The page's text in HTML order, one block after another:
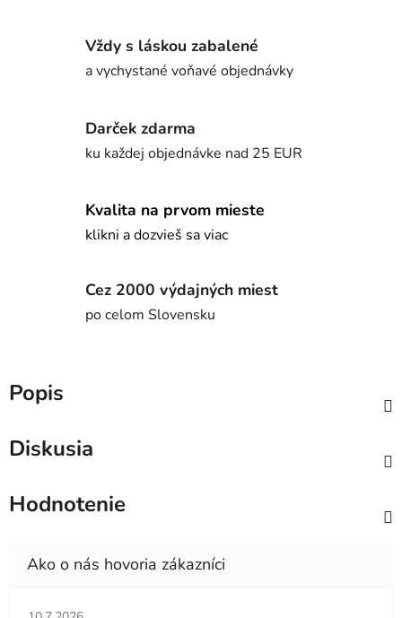
Vždy s láskou zabalené
a vychystané voňavé objednávky
Darček zdarma
ku každej objednávke nad 25 EUR
Kvalita na prvom mieste
klikni a dozvieš sa viac
Cez 2000 výdajných miest
po celom Slovensku
Popis
Diskusia
Hodnotenie
Hodnotenie obchodu je 5 z 5 hviezdičiek.